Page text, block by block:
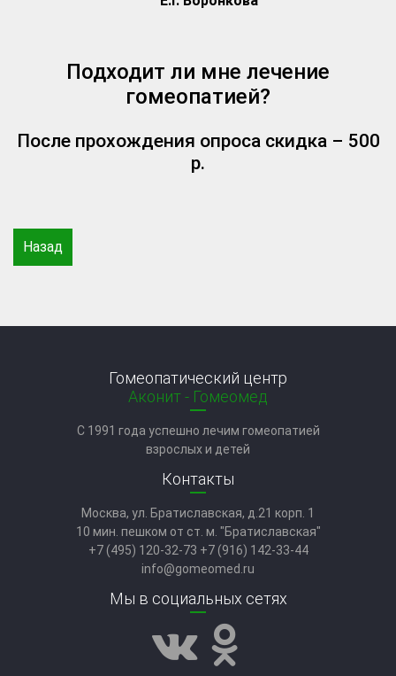
Подходит ли мне лечение
гомеопатией?
После прохождения опроса скидка – 500
р.
Назад
Гомеопатический центр
Аконит - Гомеомед
C 1991 года успешно лечим гомеопатией
взрослых и детей
Контакты
Москва, ул. Братиславская, д.21 корп. 1
10 мин. пешком от ст. м. "Братиславская"
+7 (495) 120-32-73 +7 (916) 142-33-44
info@gomeomed.ru
Мы в социальных сетях